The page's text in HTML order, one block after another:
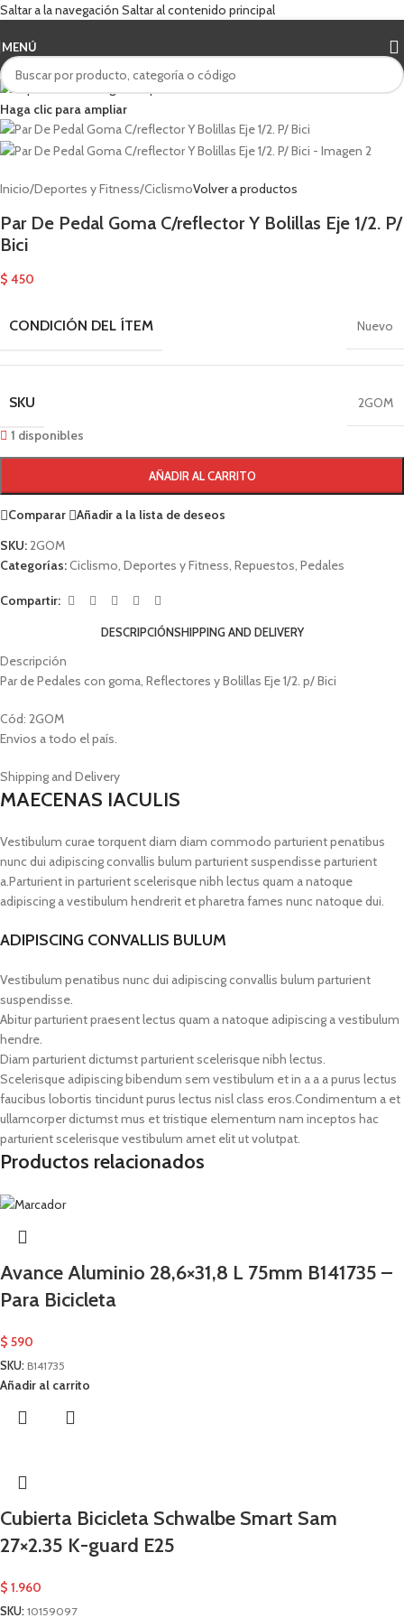
Saltar a la navegación Saltar al contenido principal
MENÚ
Haga clic para ampliar
Inicio/Deportes y Fitness/CiclismoVolver a productos
Par De Pedal Goma C/reflector Y Bolillas Eje 1/2. P/
Bici
$ 450
CONDICIÓN DEL ÍTEM Nuevo
SKU
2GOM
1 disponibles
AÑADIR AL CARRITO
Comparar
Añadir a la lista de deseos
SKU:2GOM
Categorías:Ciclismo, Deportes y Fitness, Repuestos, Pedales
Compartir:
DESCRIPCIÓNSHIPPING AND DELIVERY
Descripción
Par de Pedales con goma, Reflectores y Bolillas Eje 1/2. p/ Bici
Cód: 2GOM
Envios a todo el país.
Shipping and Delivery
MAECENAS IACULIS
Vestibulum curae torquent diam diam commodo parturient penatibus
nunc dui adipiscing convallis bulum parturient suspendisse parturient
a.Parturient in parturient scelerisque nibh lectus quam a natoque
adipiscing a vestibulum hendrerit et pharetra fames nunc natoque dui.
ADIPISCING CONVALLIS BULUM
Vestibulum penatibus nunc dui adipiscing convallis bulum parturient
suspendisse.
Abitur parturient praesent lectus quam a natoque adipiscing a vestibulum
hendre.
Diam parturient dictumst parturient scelerisque nibh lectus.
Scelerisque adipiscing bibendum sem vestibulum et in a a a purus lectus
faucibus lobortis tincidunt purus lectus nisl class eros.Condimentum a et
ullamcorper dictumst mus et tristique elementum nam inceptos hac
parturient scelerisque vestibulum amet elit ut volutpat.
Productos relacionados
Avance Aluminio 28,6×31,8 L 75mm B141735 –
Para Bicicleta
$ 590
SKU: B141735
Añadir al carrito
Cubierta Bicicleta Schwalbe Smart Sam
27×2.35 K-guard E25
$ 1.960
SKU: 10159097